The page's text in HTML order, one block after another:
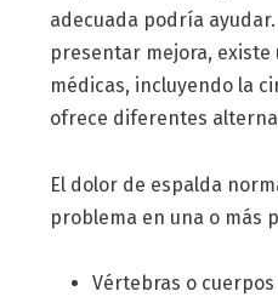
adecuada podría
presentar mejora, existe
médicas, incluyendo la
ofrece diferentes
El dolor de espalda
problema en una o más
Vértebras o